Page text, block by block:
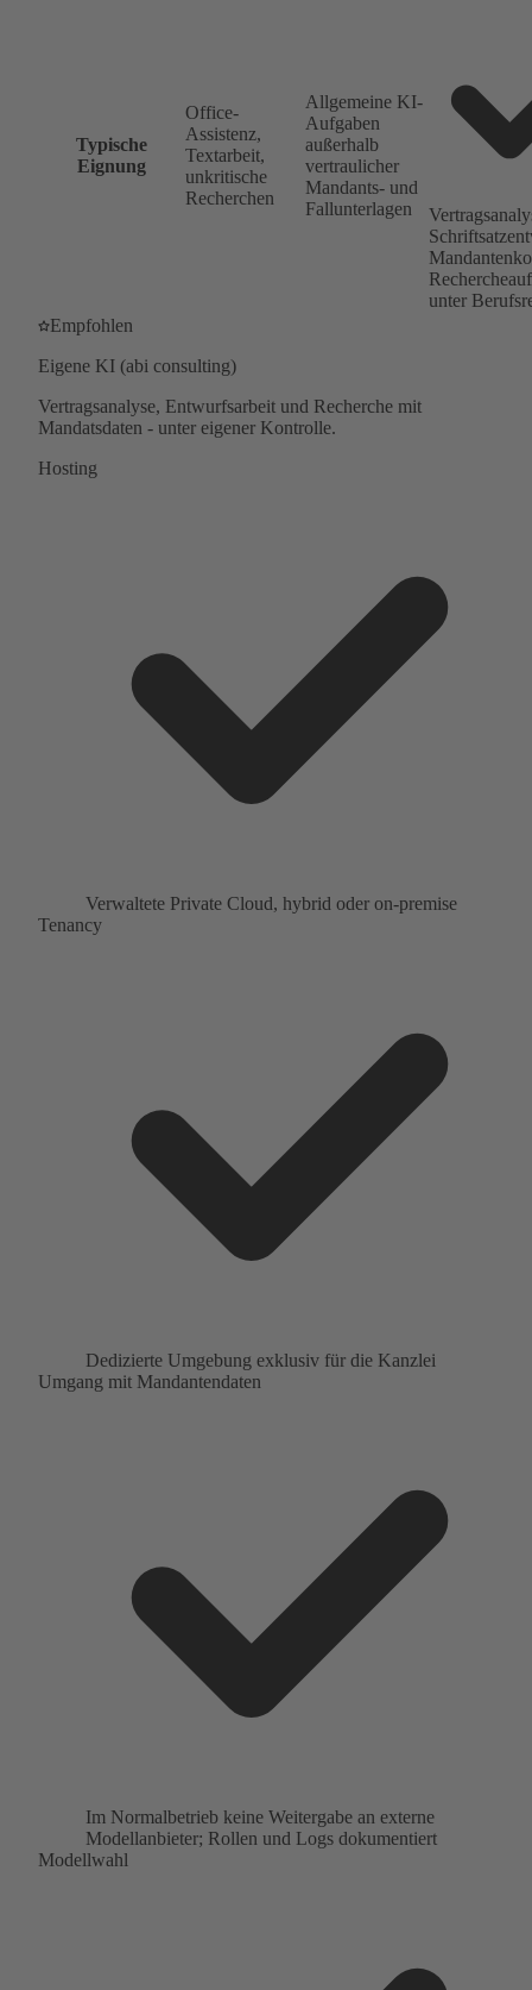
Typische
Eignung
Office-
Assistenz,
Textarbeit,
unkritische
Recherchen
Allgemeine KI-
Aufgaben
außerhalb
vertraulicher
Mandants- und
Fallunterlagen
unter
Empfohlen
Eigene KI (abi consulting)
Vertragsanalyse, Entwurfsarbeit und Recherche mit
Mandatsdaten - unter eigener Kontrolle.
Hosting
Verwaltete Private Cloud, hybrid oder on-premise
Tenancy
Dedizierte Umgebung exklusiv für die Kanzlei
Umgang mit Mandantendaten
Im Normalbetrieb keine Weitergabe an externe
Modellanbieter; Rollen und Logs dokumentiert
Modellwahl